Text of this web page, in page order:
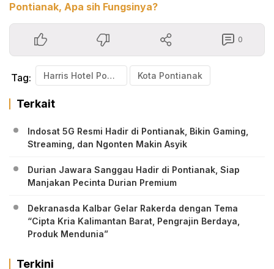
Pontianak, Apa sih Fungsinya?
0
Tag: Harris Hotel Pontianak Kota Pontianak
Terkait
Indosat 5G Resmi Hadir di Pontianak, Bikin Gaming,
Streaming, dan Ngonten Makin Asyik
Durian Jawara Sanggau Hadir di Pontianak, Siap
Manjakan Pecinta Durian Premium
Dekranasda Kalbar Gelar Rakerda dengan Tema
“Cipta Kria Kalimantan Barat, Pengrajin Berdaya,
Produk Mendunia”
Terkini